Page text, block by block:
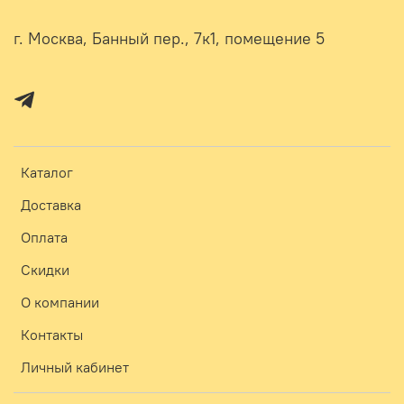
Каталог
Доставка
Оплата
Скидки
О компании
Контакты
Личный кабинет
г. Москва, Банный пер., 7к1, помещение 5